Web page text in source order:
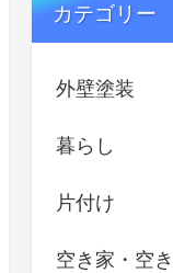
カテゴリー
外壁塗装
暮らし
片付け
空き家・空